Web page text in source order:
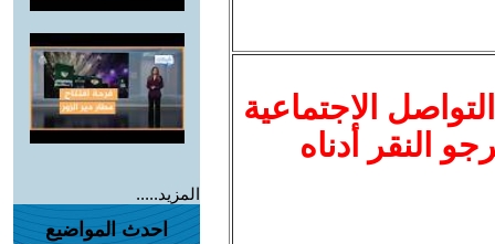
الاجتماعية
النقر أدناه
المزيد.....
احدث المواضيع